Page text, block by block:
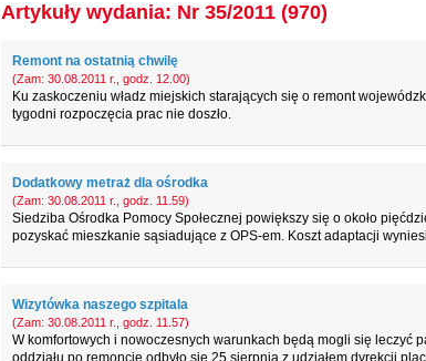
Artykuły wydania: Nr 35/2011 (970)
Remont na ostatnią chwilę
(Zam: 30.08.2011 r., godz. 12.00)
Ku zaskoczeniu władz miejskich starających się o remont
tygodni rozpoczęcia prac nie doszło.
Dodatkowy metraż dla ośrodka
(Zam: 30.08.2011 r., godz. 11.59)
Siedziba Ośrodka Pomocy Społecznej powiększy się o około
pozyskać mieszkanie sąsiadujące z OPS-em. Koszt adaptacji
Wizytówka naszego szpitala
(Zam: 30.08.2011 r., godz. 11.57)
W komfortowych i nowoczesnych warunkach będą mogli się leczyć
oddziału po remoncie odbyło się 25 sierpnia z udziałem dyrekcji